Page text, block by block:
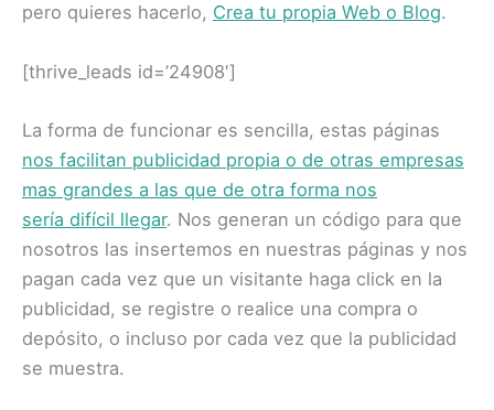
pero quieres hacerlo, Crea tu propia Web o Blog.
[thrive_leads id=’24908′]
La forma de funcionar es sencilla, estas páginas
nos facilitan publicidad propia o de otras empresas
mas grandes a las que de otra forma nos
sería difícil llegar. Nos generan un código para que
nosotros las insertemos en nuestras páginas y nos
pagan cada vez que un visitante haga click en la
publicidad, se registre o realice una compra o
depósito, o incluso por cada vez que la publicidad
se muestra.